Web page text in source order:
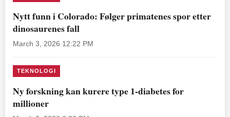
Nytt funn i Colorado: Følger primatenes spor etter
dinosaurenes fall
March 3, 2026 12:22 PM
TEKNOLOGI
Ny forskning kan kurere type 1-diabetes for
millioner